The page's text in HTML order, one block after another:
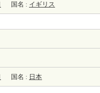
国名 : イギリス
国名 : 日本